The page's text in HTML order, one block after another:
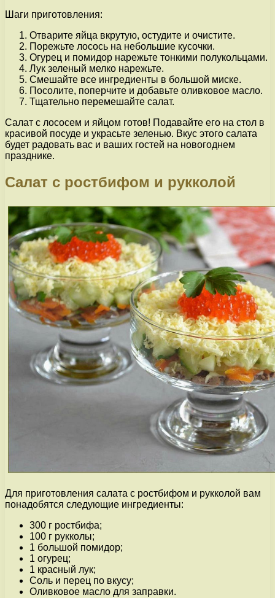
Шаги приготовления:
Отварите яйца вкрутую, остудите и очистите.
Порежьте лосось на небольшие кусочки.
Огурец и помидор нарежьте тонкими полукольцами.
Лук зеленый мелко нарежьте.
Смешайте все ингредиенты в большой миске.
Посолите, поперчите и добавьте оливковое масло.
Тщательно перемешайте салат.
Салат с лососем и яйцом готов! Подавайте его на стол в
красивой посуде и украсьте зеленью. Вкус этого салата
будет радовать вас и ваших гостей на новогоднем
празднике.
Салат с ростбифом и рукколой
Для приготовления салата с ростбифом и рукколой вам
понадобятся следующие ингредиенты:
300 г ростбифа;
100 г рукколы;
1 большой помидор;
1 огурец;
1 красный лук;
Соль и перец по вкусу;
Оливковое масло для заправки.